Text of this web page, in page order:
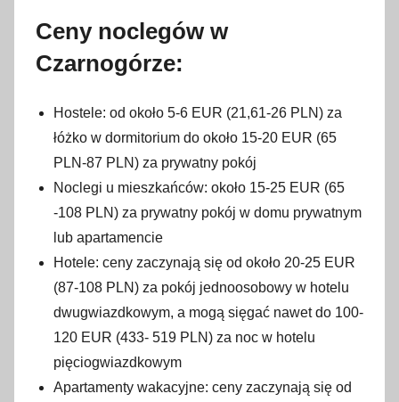
Ceny noclegów w
Czarnogórze:
Hostele: od około 5-6 EUR (21,61-26 PLN) za
łóżko w dormitorium do około 15-20 EUR (65
PLN-87 PLN) za prywatny pokój
Noclegi u mieszkańców: około 15-25 EUR (65
-108 PLN) za prywatny pokój w domu prywatnym
lub apartamencie
Hotele: ceny zaczynają się od około 20-25 EUR
(87-108 PLN) za pokój jednoosobowy w hotelu
dwugwiazdkowym, a mogą sięgać nawet do 100-
120 EUR (433- 519 PLN) za noc w hotelu
pięciogwiazdkowym
Apartamenty wakacyjne: ceny zaczynają się od